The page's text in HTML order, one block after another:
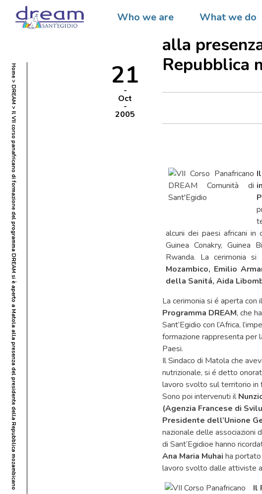
Who we are What we do
Home
DREAM
Il VII corso panafricano di formazione del programma DREAM si è aperto a Matola alla presenza del presidente della Repubblica mozambicano
21
Oct
2005
programma
alla
Repubblica
alcuni dei paesi africani
Guinea Conakry, Guinea
Rwanda. La cerimonia
Mozambico, Emilio
della Sanitá, Aida
La cerimonia si é aperta con
Programma DREAM, che
Sant’Egidio con l’Africa,
formazione rappresenta per
Paesi.
Il Sindaco di Matola che
nutrizionale, si é detto
lavoro svolto sul territorio in
Sono poi intervenuti il
(Agenzia Francese di
Presidente dell’Unione
nazionale delle associazioni
di Sant’Egidioe hanno
Ana Maria Muhai ha
lavoro svolto dalle attiviste
Il